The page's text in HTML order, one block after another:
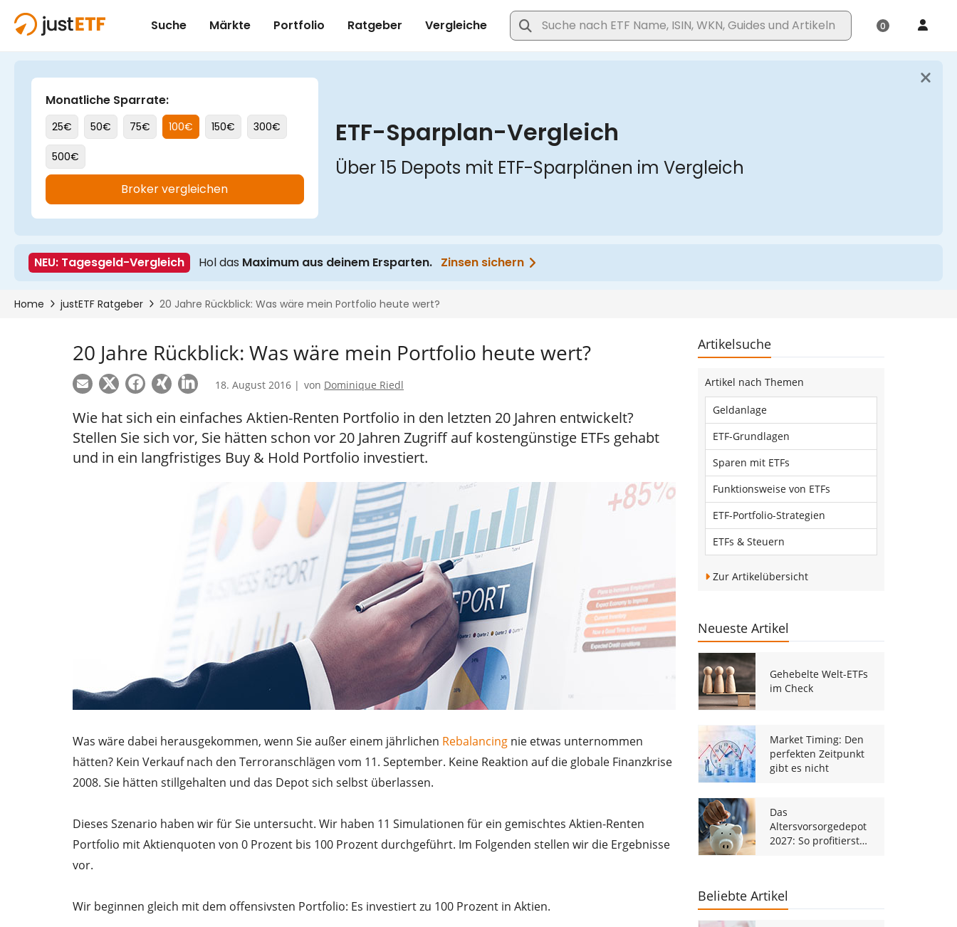
20 Jahre Rückblick: Was wäre mein Portfolio heute wert?
18. August 2016 | von Dominique Riedl
Wie hat sich ein einfaches Aktien-Renten Portfolio in den letzten 20 Jahren entwickelt?
Stellen Sie sich vor, Sie hätten schon vor 20 Jahren Zugriff auf kostengünstige ETFs gehabt
und in ein langfristiges Buy & Hold Portfolio investiert.
Was wäre dabei herausgekommen, wenn Sie außer einem jährlichen Rebalancing nie etwas unternommen
hätten? Kein Verkauf nach den Terroranschlägen vom 11. September. Keine Reaktion auf die globale Finanzkrise
2008. Sie hätten stillgehalten und das Depot sich selbst überlassen.
Dieses Szenario haben wir für Sie untersucht. Wir haben 11 Simulationen für ein gemischtes Aktien-Renten
Portfolio mit Aktienquoten von 0 Prozent bis 100 Prozent durchgeführt. Im Folgenden stellen wir die Ergebnisse
vor.
Wir beginnen gleich mit dem offensivsten Portfolio: Es investiert zu 100 Prozent in Aktien.
Artikelsuche
Artikel nach Themen
Geldanlage
ETF-Grundlagen
Sparen mit ETFs
Funktionsweise von ETFs
ETF-Portfolio-Strategien
ETFs & Steuern
Zur Artikelübersicht
Neueste Artikel
Gehebelte Welt-ETFs
im Check
Market Timing: Den
perfekten Zeitpunkt
gibt es nicht
Das
Altersvorsorgedepot
2027: So profitierst
Beliebte Artikel